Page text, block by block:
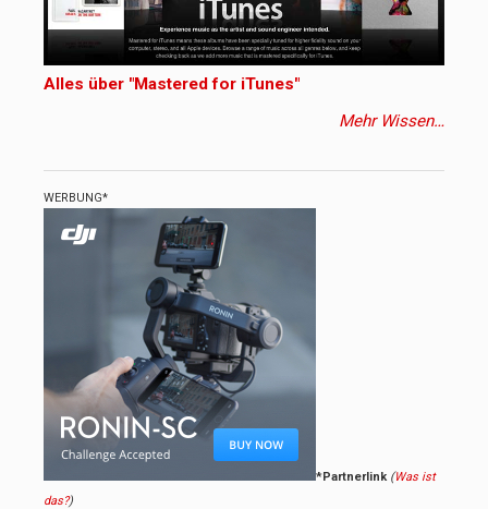
Alles über "Mastered for iTunes"
Mehr Wissen…
WERBUNG*
*Partnerlink (Was ist
das?)